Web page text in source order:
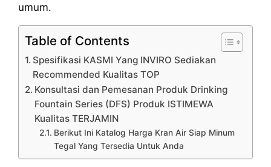
umum.
Table of Contents
Spesifikasi KASMI Yang INVIRO Sediakan
Recommended Kualitas TOP
Konsultasi dan Pemesanan Produk Drinking
Fountain Series (DFS) Produk ISTIMEWA
Kualitas TERJAMIN
Berikut Ini Katalog Harga Kran Air Siap Minum
Tegal Yang Tersedia Untuk Anda